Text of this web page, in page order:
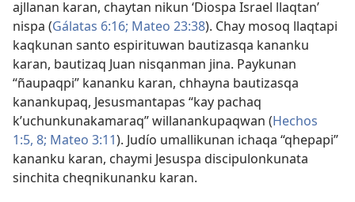
ajllanan karan, chaytan nikun ‘Diospa Israel llaqtan’
nispa (Gálatas 6:16; Mateo 23:38). Chay mosoq llaqtapi
kaqkunan santo espirituwan bautizasqa kananku
karan, bautizaq Juan nisqanman jina. Paykunan
“ñaupaqpi” kananku karan, chhayna bautizasqa
kanankupaq, Jesusmantapas “kay pachaq
k’uchunkunakamaraq” willanankupaqwan (Hechos
1:5, 8; Mateo 3:11). Judío umallikunan ichaqa “qhepapi”
kananku karan, chaymi Jesuspa discipulonkunata
sinchita cheqnikunanku karan.